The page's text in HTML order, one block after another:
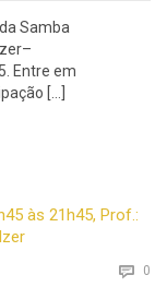
Samba
Entre em
[…]
 0